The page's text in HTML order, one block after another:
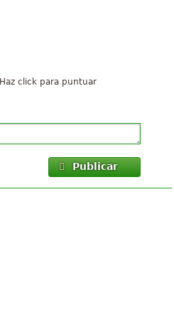
Haz click para puntuar
Publicar